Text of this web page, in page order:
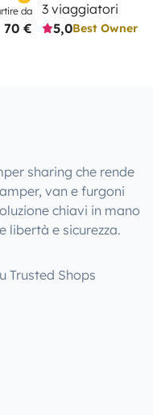
da
70 €
3 viaggiatori
5,0Best Owner
sharing che rende
van e furgoni
chiavi in mano
libertà e sicurezza.
Trusted Shops